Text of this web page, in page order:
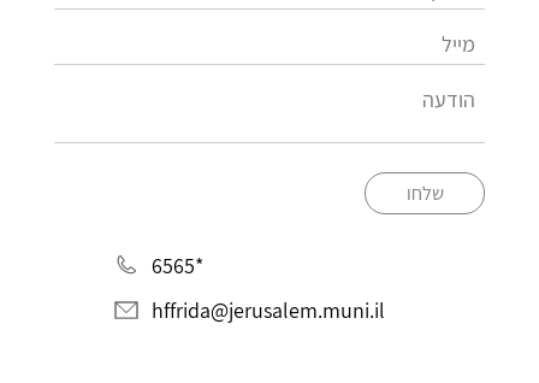
שלחו
*6565
hffrida@jerusalem.muni.il